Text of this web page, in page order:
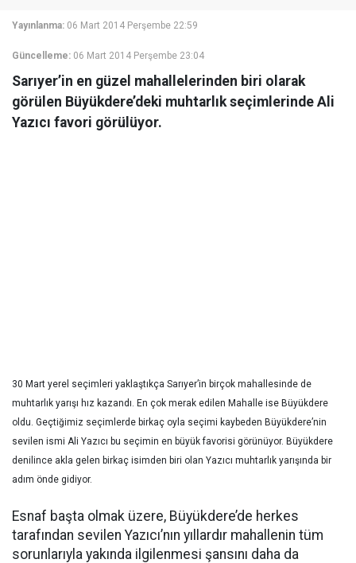
Yayınlanma: 06 Mart 2014 Perşembe 22:59
Güncelleme: 06 Mart 2014 Perşembe 23:04
Sarıyer’in en güzel mahallelerinden biri olarak
görülen Büyükdere’deki muhtarlık seçimlerinde Ali
Yazıcı favori görülüyor.
30 Mart yerel seçimleri yaklaştıkça Sarıyer’in birçok mahallesinde de
muhtarlık yarışı hız kazandı. En çok merak edilen Mahalle ise Büyükdere
oldu. Geçtiğimiz seçimlerde birkaç oyla seçimi kaybeden Büyükdere’nin
sevilen ismi Ali Yazıcı bu seçimin en büyük favorisi görünüyor. Büyükdere
denilince akla gelen birkaç isimden biri olan Yazıcı muhtarlık yarışında bir
adım önde gidiyor.
Esnaf başta olmak üzere, Büyükdere’de herkes
tarafından sevilen Yazıcı’nın yıllardır mahallenin tüm
sorunlarıyla yakında ilgilenmesi şansını daha da